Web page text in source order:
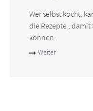
Wer selbst kocht,
die Rezepte ,
können.
Weiter